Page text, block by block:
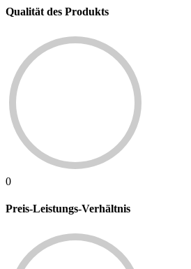
Qualität des Produkts
0
Preis-Leistungs-Verhältnis